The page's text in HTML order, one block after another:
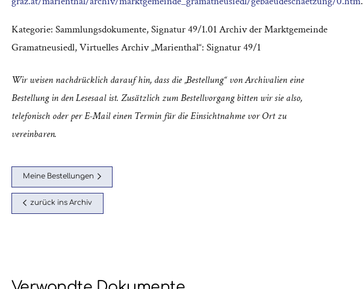
Kategorie: Sammlungsdokumente,Signatur 49/1.01 Archiv der Marktgemeinde
Gramatneusiedl,Virtuelles Archiv „Marienthal“: Signatur 49/1
Wir weisen nachdrücklich darauf hin, dass die „Bestellung“ von Archivalien eine
Bestellung in den Lesesaal ist. Zusätzlich zum Bestellvorgang bitten wir sie also,
telefonisch oder per E-Mail einen Termin für die Einsichtnahme vor Ort zu
vereinbaren.
Meine Bestellungen
zurück ins Archiv